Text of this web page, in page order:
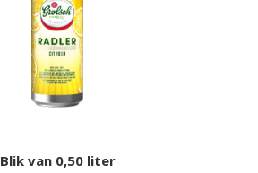
Blik van 0,50 liter